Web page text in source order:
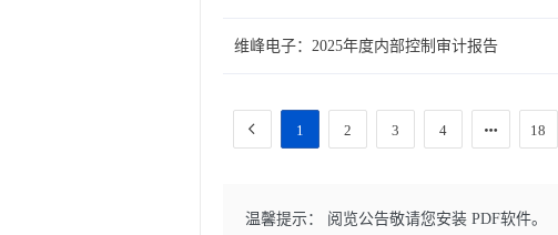
维峰电子：2025年度内部控制审计报告
1 2 3 4 18
温馨提示： 阅览公告敬请您安装 PDF软件。